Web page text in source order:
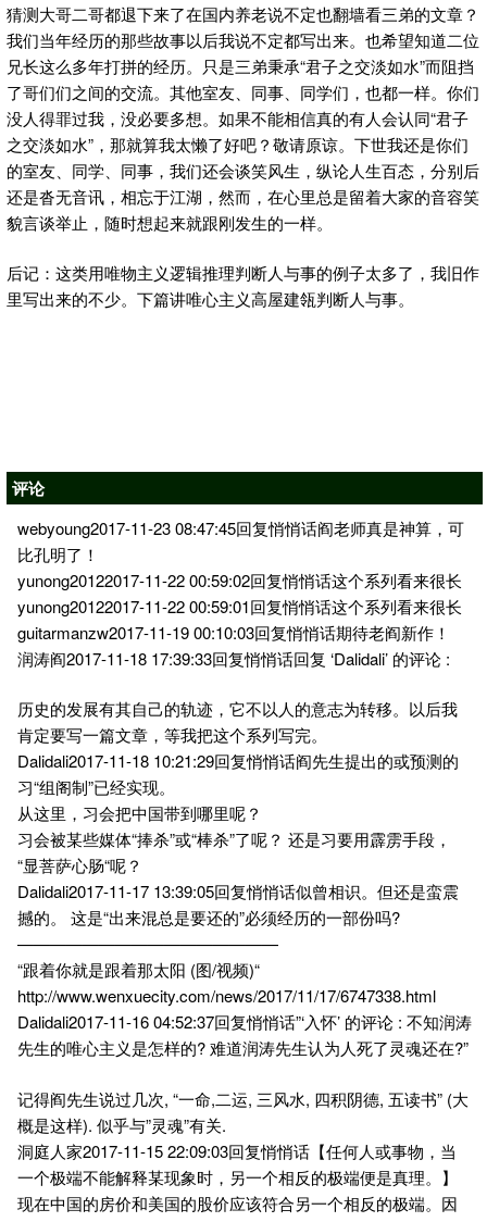
猜测大哥二哥都退下来了在国内养老说不定也翻墙看三弟的文章？
我们当年经历的那些故事以后我说不定都写出来。也希望知道二位
兄长这么多年打拼的经历。只是三弟秉承“君子之交淡如水”而阻挡
了哥们们之间的交流。其他室友、同事、同学们，也都一样。你们
没人得罪过我，没必要多想。如果不能相信真的有人会认同“君子
之交淡如水”，那就算我太懒了好吧？敬请原谅。下世我还是你们
的室友、同学、同事，我们还会谈笑风生，纵论人生百态，分别后
还是沓无音讯，相忘于江湖，然而，在心里总是留着大家的音容笑
貌言谈举止，随时想起来就跟刚发生的一样。
后记：这类用唯物主义逻辑推理判断人与事的例子太多了，我旧作
里写出来的不少。下篇讲唯心主义高屋建瓴判断人与事。
评论
webyoung2017-11-23 08:47:45回复悄悄话阎老师真是神算，可
比孔明了！
yunong20122017-11-22 00:59:02回复悄悄话这个系列看来很长
yunong20122017-11-22 00:59:01回复悄悄话这个系列看来很长
guitarmanzw2017-11-19 00:10:03回复悄悄话期待老阎新作！
润涛阎2017-11-18 17:39:33回复悄悄话回复 ‘Dalidali’ 的评论 :
历史的发展有其自己的轨迹，它不以人的意志为转移。以后我
肯定要写一篇文章，等我把这个系列写完。
Dalidali2017-11-18 10:21:29回复悄悄话阎先生提出的或预测的
习“组阁制”已经实现。
从这里，习会把中国带到哪里呢？
习会被某些媒体“捧杀”或“棒杀”了呢？ 还是习要用霹雳手段，
“显菩萨心肠“呢？
Dalidali2017-11-17 13:39:05回复悄悄话似曾相识。但还是蛮震
撼的。 这是“出来混总是要还的”必须经历的一部份吗?
————————————————
“跟着你就是跟着那太阳 (图/视频)“
http://www.wenxuecity.com/news/2017/11/17/6747338.html
Dalidali2017-11-16 04:52:37回复悄悄话”‘入怀’ 的评论 : 不知润涛
先生的唯心主义是怎样的? 难道润涛先生认为人死了灵魂还在?”
记得阎先生说过几次, “一命,二运, 三风水, 四积阴德, 五读书” (大
概是这样). 似乎与”灵魂”有关.
洞庭人家2017-11-15 22:09:03回复悄悄话【任何人或事物，当
一个极端不能解释某现象时，另一个相反的极端便是真理。】
现在中国的房价和美国的股价应该符合另一个相反的极端。因